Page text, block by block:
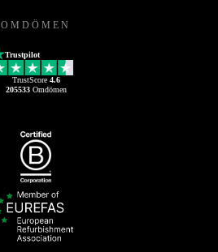
OMDÖMEN
Trustpilot
TrustScore 4.6
205533Omdömen